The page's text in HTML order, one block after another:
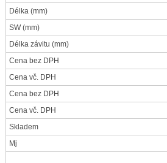
Délka (mm)
SW(mm)
Délka závitu (mm)
Cena bez DPH
Cena vč. DPH
Cena bez DPH
Cena vč. DPH
Skladem
Mj